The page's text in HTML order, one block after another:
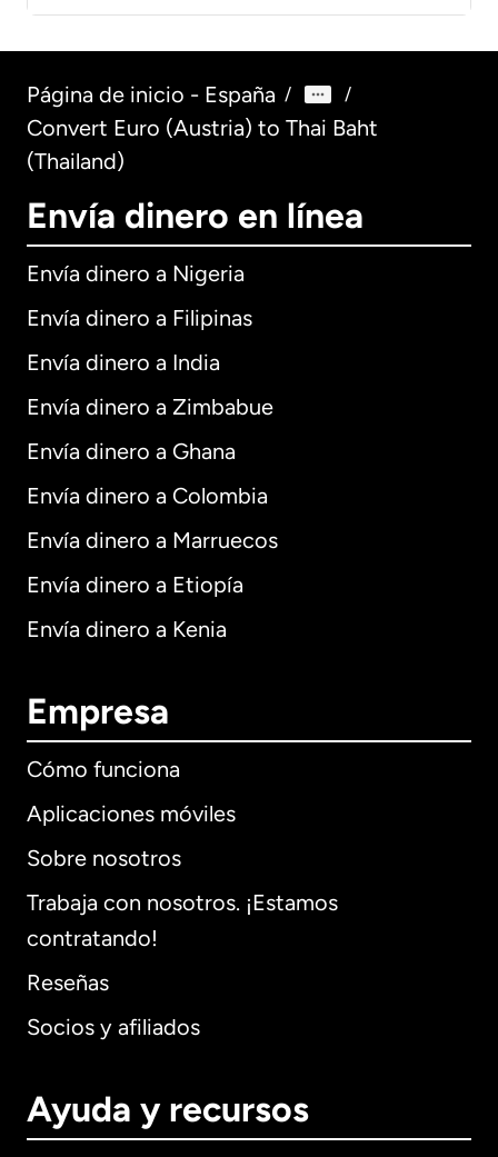
Página de inicio - España / /
Convert Euro (Austria) to Thai Baht
(Thailand)
Envía dinero en línea
Envía dinero a Nigeria
Envía dinero a Filipinas
Envía dinero a India
Envía dinero a Zimbabue
Envía dinero a Ghana
Envía dinero a Colombia
Envía dinero a Marruecos
Envía dinero a Etiopía
Envía dinero a Kenia
Empresa
Cómo funciona
Aplicaciones móviles
Sobre nosotros
Trabaja con nosotros. ¡Estamos
contratando!
Reseñas
Socios y afiliados
Ayuda y recursos